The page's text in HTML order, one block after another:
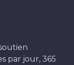
par jour, 365